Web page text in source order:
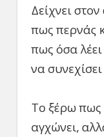
Δείχνει
πως περνάς
πως όσα λέει
να
Το ξέρω πως
αγχώνει,